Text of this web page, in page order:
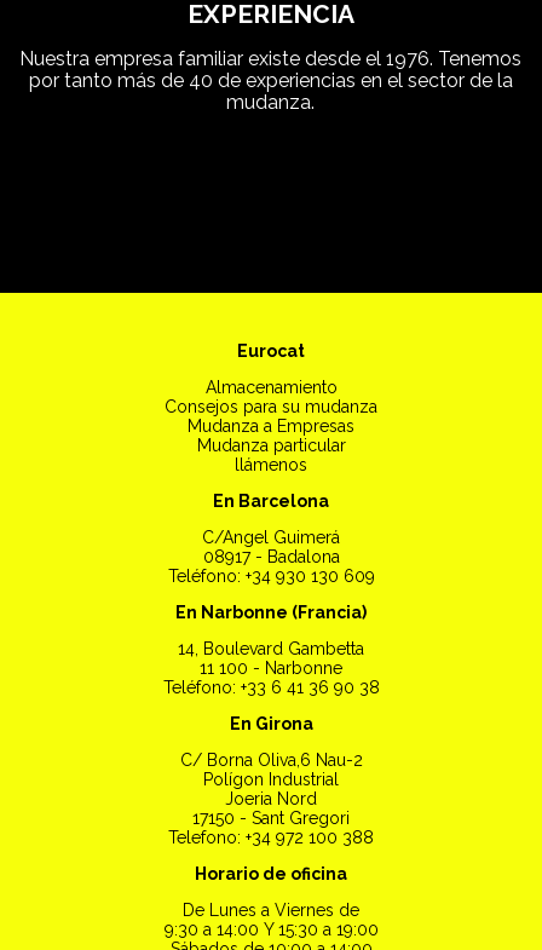
EXPERIENCIA
Nuestra empresa familiar existe desde el 1976. Tenemos
por tanto más de 40 de experiencias en el sector de la
mudanza.
Eurocat
Almacenamiento
Consejos para su mudanza
Mudanza a Empresas
Mudanza particular
llámenos
En Barcelona
C/Angel Guimerá
08917 - Badalona
Teléfono: +34 930 130 609
En Narbonne (Francia)
14, Boulevard Gambetta
11 100 - Narbonne
Teléfono: +33 6 41 36 90 38
En Girona
C/ Borna Oliva,6 Nau-2
Polígon Industrial
Joeria Nord
17150 - Sant Gregori
Telefono: +34 972 100 388
Horario de oficina
De Lunes a Viernes de
9:30 a 14:00 Y 15:30 a 19:00